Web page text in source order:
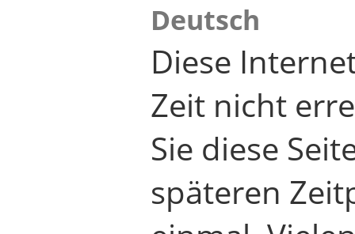
Deutsch
Diese
Zeit nicht
Sie diese
späteren